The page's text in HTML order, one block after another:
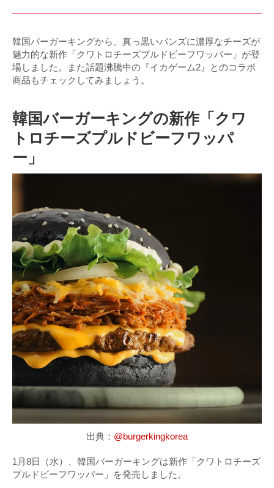
韓国バーガーキングから、真っ黒いバンズに濃厚なチーズが
魅力的な新作「クワトロチーズプルドビーフワッパー」が登
場しました。また話題沸騰中の『イカゲーム2』とのコラボ
商品もチェックしてみましょう。
韓国バーガーキングの新作「クワ
トロチーズプルドビーフワッパ
ー」
出典： @burgerkingkorea
1月8日（水）、韓国バーガーキングは新作「クワトロチーズ
プルドビーフワッパー」を発売しました。